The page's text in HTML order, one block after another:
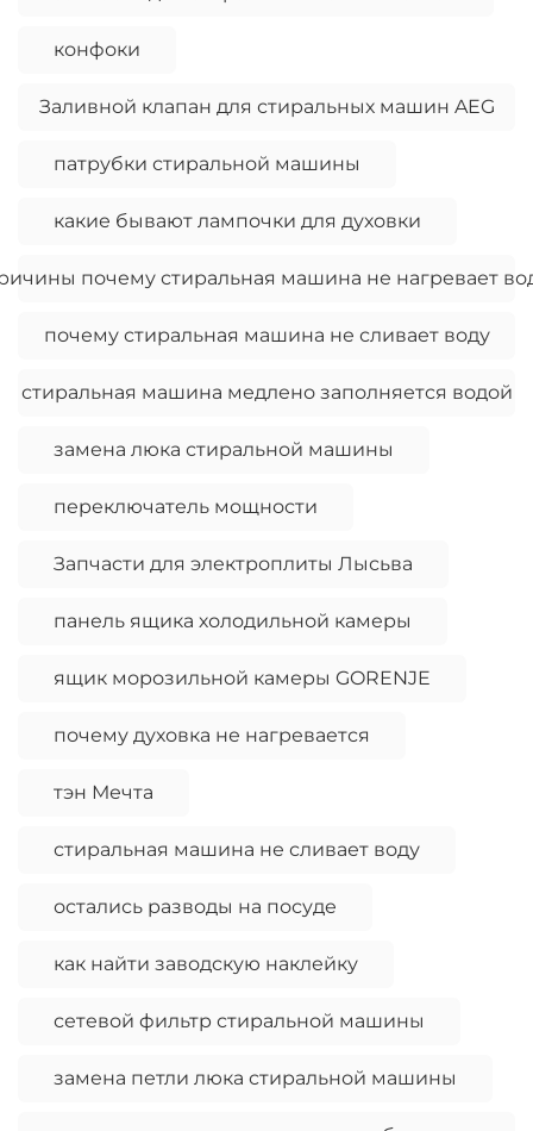
конфоки
Заливной клапан для стиральных машин AEG
патрубки стиральной машины
какие бывают лампочки для духовки
почему стиральная машина не нагревает
почему стиральная машина не сливает воду
стиральная машина медлено заполняется водой
замена люка стиральной машины
переключатель мощности
Запчасти для электроплиты Лысьва
панель ящика холодильной камеры
ящик морозильной камеры GORENJE
почему духовка не нагревается
тэн Мечта
стиральная машина не сливает воду
остались разводы на посуде
как найти заводскую наклейку
сетевой фильтр стиральной машины
замена петли люка стиральной машины